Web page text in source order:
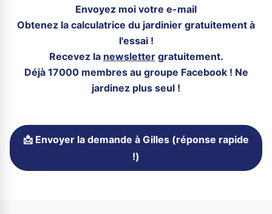
Envoyez moi votre e-mail
Obtenez la calculatrice du jardinier gratuitement à
l'essai !
Recevez la newslettergratuitement.
Déjà 17000 membres au groupe Facebook ! Ne
jardinez plus seul !
📩 Envoyer la demande à Gilles (réponse rapide
!)